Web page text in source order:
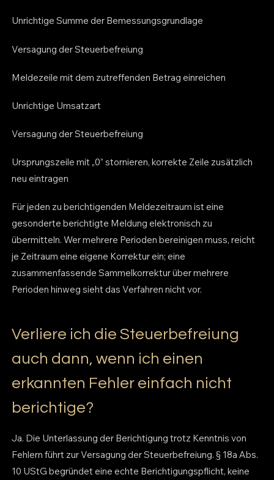
Unrichtige Summe der Bemessungsgrundlage
Versagung der Steuerbefreiung
Meldezeile mit dem zutreffenden Betrag einreichen
Unrichtige Umsatzart
Versagung der Steuerbefreiung
Ursprungszeile mit „0” stornieren, korrekte Zeile zusätzlich
neu eintragen
Für jeden zu berichtigenden Meldezeitraum ist eine
gesonderte berichtigte Meldung elektronisch zu
übermitteln. Wer mehrere Perioden bereinigen muss, reicht
je Zeitraum eine eigene Korrektur ein; eine
zusammenfassende Sammelkorrektur über mehrere
Perioden hinweg sieht das Verfahren nicht vor.
Verliere ich die Steuerbefreiung
auch dann, wenn ich einen
erkannten Fehler einfach nicht
berichtige?
Ja. Die Unterlassung der Berichtigung trotz Kenntnis von
Fehlern führt zur Versagung der Steuerbefreiung. § 18a Abs.
10 UStG begründet eine echte Berichtigungspflicht, keine